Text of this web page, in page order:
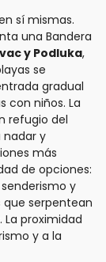
sí mismas.
una Bandera
y Podluka,
se
gradual
con niños. La
refugio del
nadar y
más
de opciones:
y
serpentean
proximidad
y a la